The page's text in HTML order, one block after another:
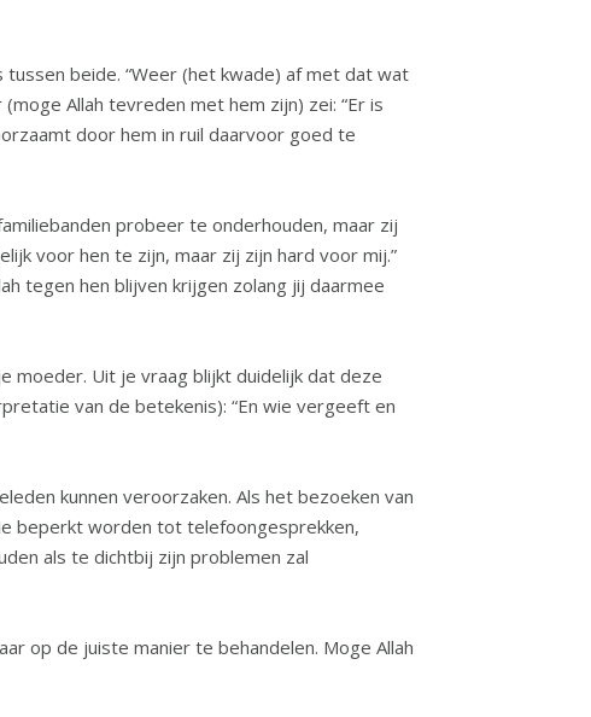
beide. “Weer (het kwade) af met dat wat
Allah tevreden met hem zijn) zei: “Er is
door hem in ruil daarvoor goed te
voor hen te zijn, maar zij zijn hard voor mij.”
moeder. Uit je vraag blijkt duidelijk dat deze
kunnen veroorzaken. Als het bezoeken van
beperkt worden tot telefoongesprekken,
als te dichtbij zijn problemen zal